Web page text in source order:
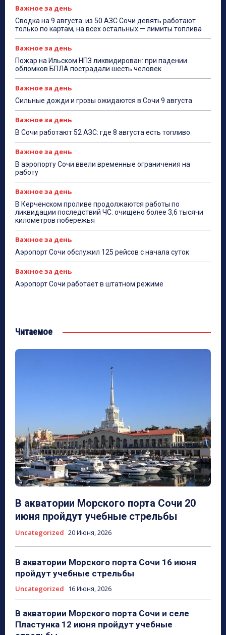
Важное за день
Сводка на 9 августа: из 50 АЗС Сочи девять работают
только по картам, на всех остальных — лимиты топлива
Важное за день
Пожар на Ильском НПЗ ликвидирован: при падении
обломков БПЛА пострадали шесть человек
Важное за день
Сильные дожди и грозы ожидаются в Сочи 9 августа
Важное за день
В Сочи работают 52 АЗС: где 8 августа есть топливо
Важное за день
В аэропорту Сочи ввели временные ограничения на
работу
Важное за день
В Керченском проливе продолжаются работы по
ликвидации последствий ЧС: очищено более 3,6 тысячи
километров побережья
Важное за день
Аэропорт Сочи обслужил 125 рейсов с начала суток
Важное за день
Аэропорт Сочи работает в штатном режиме
Читаемое
В акватории Морского порта Сочи 20
июня пройдут учебные стрельбы
Uncategorized 20 Июня, 2026
В акватории Морского порта Сочи 16 июня
пройдут учебные стрельбы
Uncategorized 16 Июня, 2026
В акватории Морского порта Сочи и селе
Пластунка 12 июня пройдут учебные